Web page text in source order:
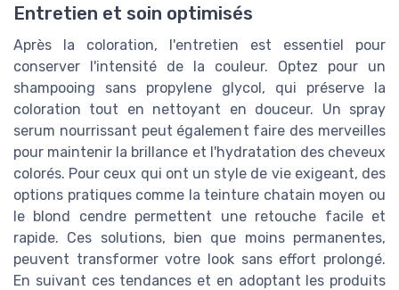
Entretien et soin optimisés
Après la coloration, l'entretien est essentiel pour
conserver l'intensité de la couleur. Optez pour un
shampooing sans propylene glycol, qui préserve la
coloration tout en nettoyant en douceur. Un spray
serum nourrissant peut également faire des merveilles
pour maintenir la brillance et l'hydratation des cheveux
colorés. Pour ceux qui ont un style de vie exigeant, des
options pratiques comme la teinture chatain moyen ou
le blond cendre permettent une retouche facile et
rapide. Ces solutions, bien que moins permanentes,
peuvent transformer votre look sans effort prolongé.
En suivant ces tendances et en adoptant les produits